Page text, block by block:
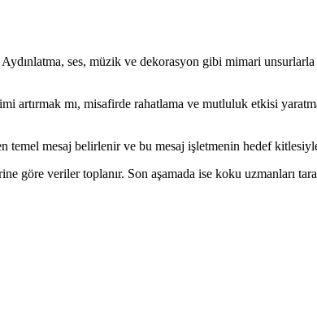
ses, müzik ve dekorasyon gibi mimari unsurlarla
artırmak mı, misafirde rahatlama ve mutluluk etkisi
temel mesaj belirlenir ve bu mesaj işletmenin hedef
göre veriler toplanır. Son aşamada ise koku uzmanları